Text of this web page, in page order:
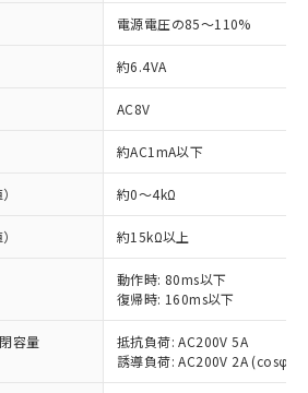
電源電圧の85～110%
約6.4VA
AC8V
約AC1mA以下
約0～4kΩ
約15kΩ以上
動作時: 80ms以下
復帰時: 160ms以下
容量
抵抗負荷: AC200V 5A
誘導負荷: AC200V 2A
読みいただき、同意のうえ
EU RoHS指令（10物質）の
した製品が提供可能な商品で
RoHS指令（10物質）の非含
品に切り替える予定のある
EU RoHS指令（10物質）の
応の商品で、対応品を出す予